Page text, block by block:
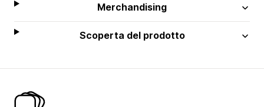
Merchandising
Scoperta del prodotto